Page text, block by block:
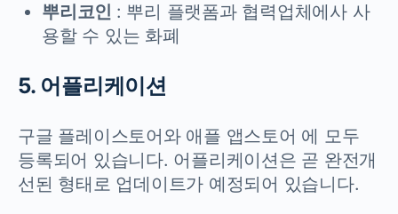
뿌리코인 : 뿌리 플랫폼과 협력업체에사 사
용할 수 있는 화폐
5. 어플리케이션
구글 플레이스토어와 애플 앱스토어 에 모두
등록되어 있습니다. 어플리케이션은 곧 완전개
선된 형태로 업데이트가 예정되어 있습니다.